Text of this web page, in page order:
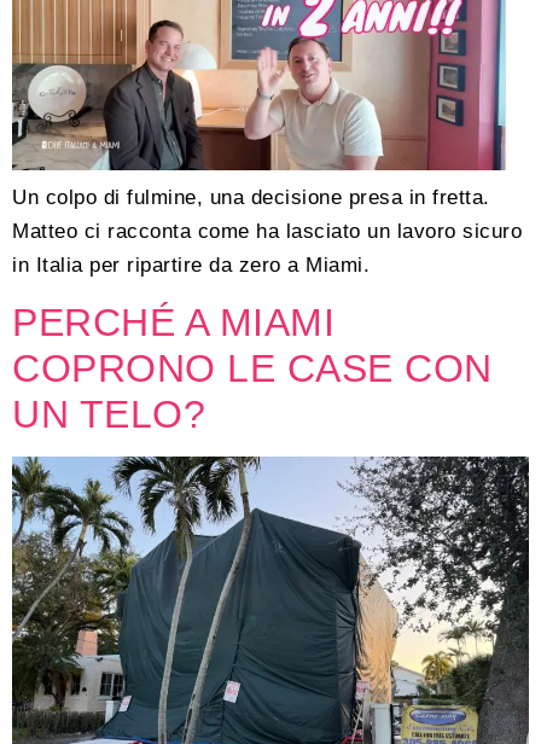
Un colpo di fulmine, una decisione presa in fretta.
Matteo ci racconta come ha lasciato un lavoro sicuro
in Italia per ripartire da zero a Miami.
PERCHÉ A MIAMI
COPRONO LE CASE CON
UN TELO?